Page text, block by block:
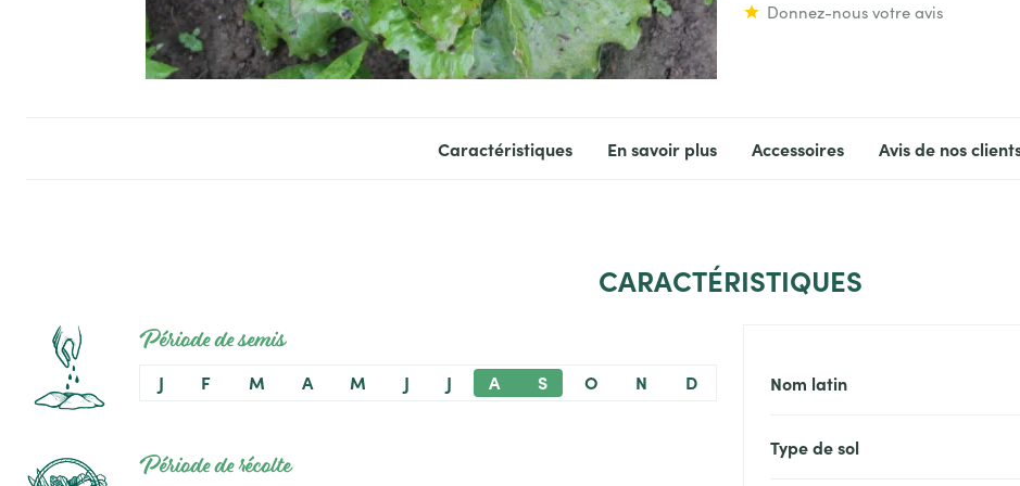
Donnez-nous votre avis
Caractéristiques En savoir plus Accessoires Avis de nos
CARACTÉRISTIQUES
Période de semis
J F M A M J J A S O N D
Période de récolte
Nom latin
Type de sol